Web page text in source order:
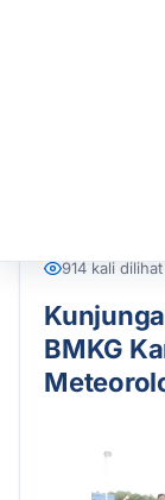
914 kali dilihat
BMKG